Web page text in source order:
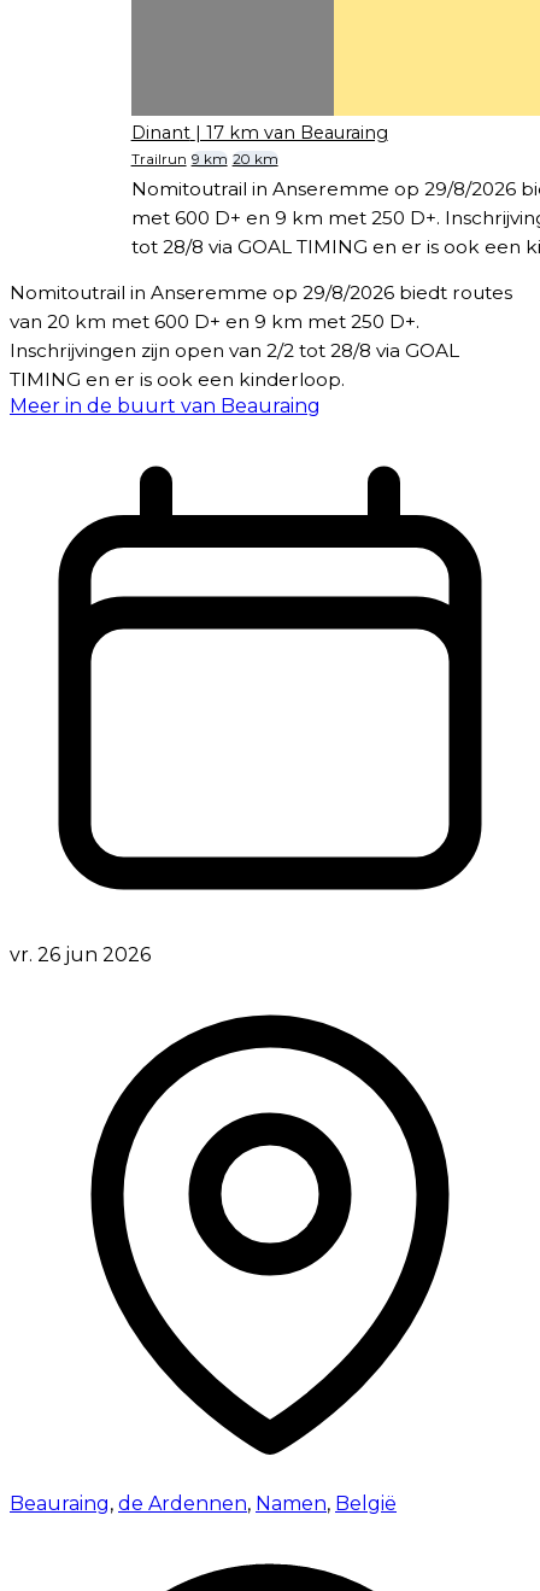
Dinant | 17 km van Beauraing
Trailrun 9 km 20 km
Nomitoutrail in Anseremme op 29/8/2026
met 600 D+ en 9 km met 250 D+.
tot 28/8 via GOAL TIMING en er is ook een
Nomitoutrail in Anseremme op 29/8/2026 biedt routes
van 20 km met 600 D+ en 9 km met 250 D+.
Inschrijvingen zijn open van 2/2 tot 28/8 via GOAL
TIMING en er is ook een kinderloop.
Meer in de buurt van Beauraing
vr. 26 jun 2026
Beauraing, de Ardennen, Namen, België